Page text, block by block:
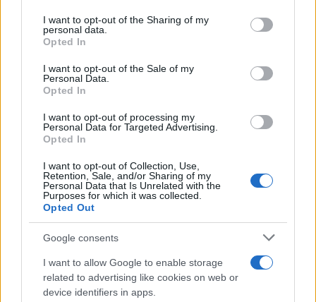
not limited to your visit or usage behaviour. You may click to
grant or deny consent to Google and its third-party tags to
use your data for below specified purposes in below Google
consent section.
I want to opt-out of the Sharing of my
personal data.
Opted In
I want to opt-out of the Sale of my
Personal Data.
Opted In
I want to opt-out of processing my
Personal Data for Targeted Advertising.
Opted In
I want to opt-out of Collection, Use,
Retention, Sale, and/or Sharing of my
Personal Data that Is Unrelated with the
Purposes for which it was collected.
Opted Out
Google consents
I want to allow Google to enable storage
related to advertising like cookies on web or
device identifiers in apps.